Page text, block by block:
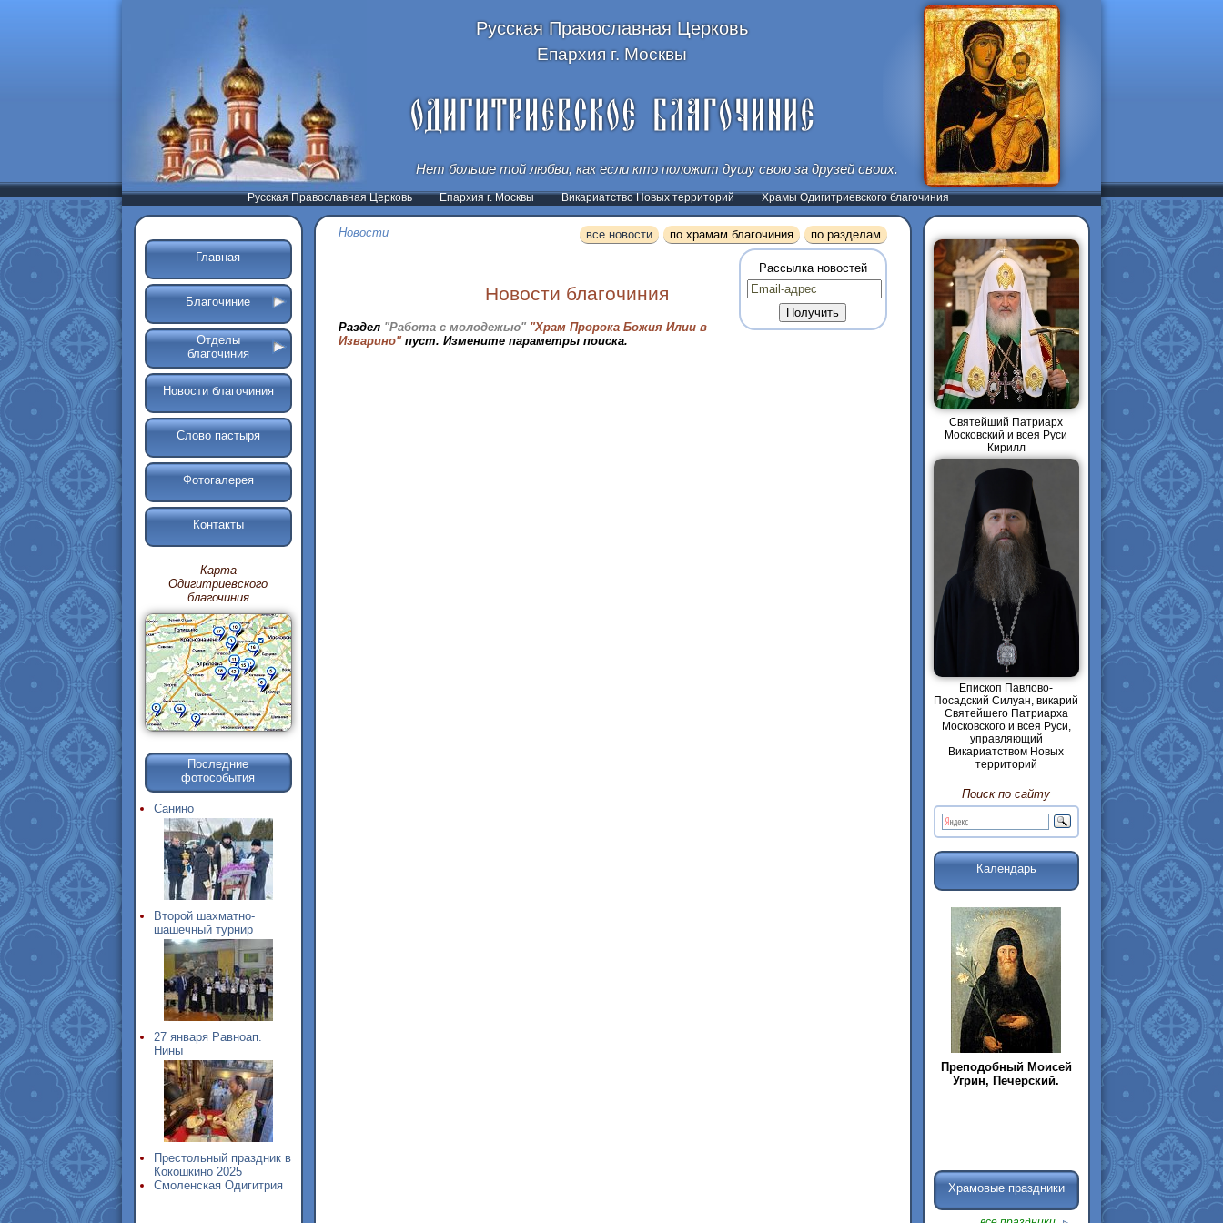
Русская Православная Церковь
Епархия г. Москвы
Нет больше той любви, как если кто положит душу свою за друзей своих.
Русская Православная Церковь Епархия г. Москвы Викариатство Новых территорий Храмы Одигитриевского благочиния
Главная
Благочиние
Отделы
благочиния
Новости благочиния
Слово пастыря
Фотогалерея
Контакты
Карта
Одигитриевского
благочиния
Последние
фотособытия
Санино
Второй шахматно-
шашечный турнир
27 января Равноап.
Нины
Престольный праздник в
Кокошкино 2025
Смоленская Одигитрия
Новости все новости по храмам благочиния по разделам
Рассылка новостей
Новости благочиния
Раздел "Работа с молодежью" "Храм Пророка Божия Илии в
Изварино"пуст. Измените параметры поиска.
Святейший Патриарх
Московский и всея Руси
Кирилл
Епископ Павлово-
Посадский Силуан, викарий
Святейшего Патриарха
Московского и всея Руси,
управляющий
Викариатством Новых
территорий
Поиск по сайту
Календарь
Преподобный Моисей
Угрин, Печерский.
Храмовые праздники